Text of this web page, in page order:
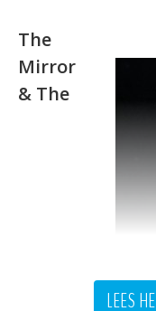
The
Mirror
& The
LEES